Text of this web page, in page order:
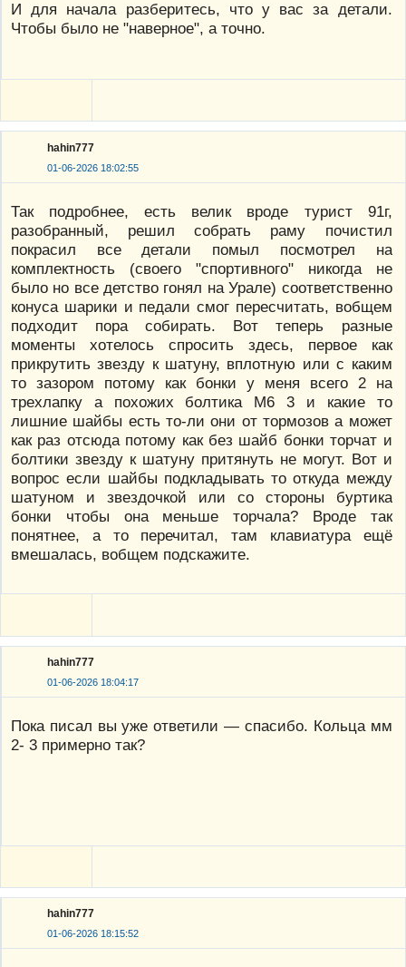
И для начала разберитесь, что у вас за детали.
Чтобы было не "наверное", а точно.
hahin777
01-06-2026 18:02:55
Так подробнее, есть велик вроде турист 91г,
разобранный, решил собрать раму почистил
покрасил все детали помыл посмотрел на
комплектность (своего "спортивного" никогда не
было но все детство гонял на Урале) соответственно
конуса шарики и педали смог пересчитать, вобщем
подходит пора собирать. Вот теперь разные
моменты хотелось спросить здесь, первое как
прикрутить звезду к шатуну, вплотную или с каким
то зазором потому как бонки у меня всего 2 на
трехлапку а похожих болтика М6 3 и какие то
лишние шайбы есть то-ли они от тормозов а может
как раз отсюда потому как без шайб бонки торчат и
болтики звезду к шатуну притянуть не могут. Вот и
вопрос если шайбы подкладывать то откуда между
шатуном и звездочкой или со стороны буртика
бонки чтобы она меньше торчала? Вроде так
понятнее, а то перечитал, там клавиатура ещё
вмешалась, вобщем подскажите.
hahin777
01-06-2026 18:04:17
Пока писал вы уже ответили — спасибо. Кольца мм
2- 3 примерно так?
hahin777
01-06-2026 18:15:52